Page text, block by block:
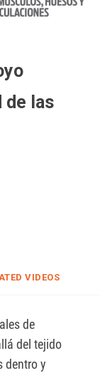
de las
VIDEOS
de
del tejido
dentro y